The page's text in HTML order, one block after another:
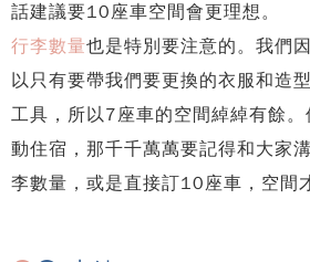
話建議要10座車空間會更理想。
行李數量也是特別要注意的。我們
以只有要帶我們要更換的衣服和造
工具，所以7座車的空間綽綽有餘
動住宿，那千千萬萬要記得和大家
李數量，或是直接訂10座車，空間